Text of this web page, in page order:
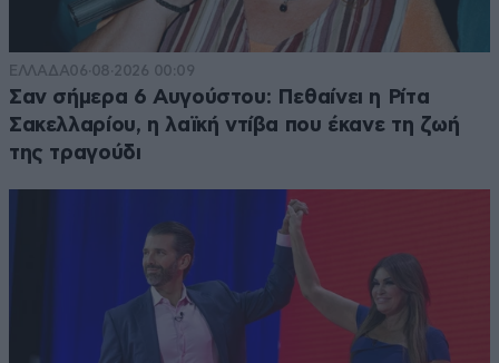
ΕΛΛΑΔΑ06·08·2026 00:09
Σαν σήμερα 6 Αυγούστου: Πεθαίνει η Ρίτα
Σακελλαρίου, η λαϊκή ντίβα που έκανε τη ζωή
της τραγούδι